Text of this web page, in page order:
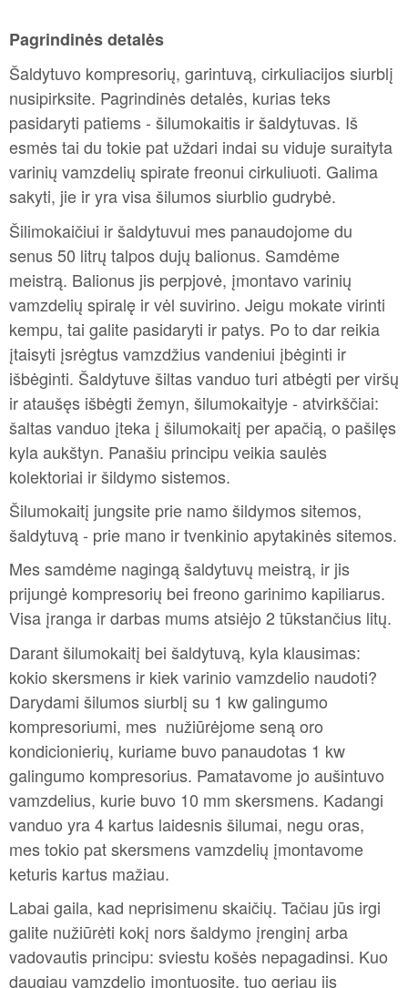
Pagrindinės detalės
Šaldytuvo kompresorių, garintuvą, cirkuliacijos siurblį
nusipirksite. Pagrindinės detalės, kurias teks
pasidaryti patiems - šilumokaitis ir šaldytuvas. Iš
esmės tai du tokie pat uždari indai su viduje suraityta
varinių vamzdelių spirate freonui cirkuliuoti. Galima
sakyti, jie ir yra visa šilumos siurblio gudrybė.
Šilimokaičiui ir šaldytuvui mes panaudojome du
senus 50 litrų talpos dujų balionus. Samdėme
meistrą. Balionus jis perpjovė, įmontavo varinių
vamzdelių spiralę ir vėl suvirino. Jeigu mokate virinti
kempu, tai galite pasidaryti ir patys. Po to dar reikia
įtaisyti įsrėgtus vamzdžius vandeniui įbėginti ir
išbėginti. Šaldytuve šiltas vanduo turi atbėgti per viršų
ir ataušęs išbėgti žemyn, šilumokaityje - atvirkščiai:
šaltas vanduo įteka į šilumokaitį per apačią, o pašilęs
kyla aukštyn. Panašiu principu veikia saulės
kolektoriai ir šildymo sistemos.
Šilumokaitį jungsite prie namo šildymos sitemos,
šaldytuvą - prie mano ir tvenkinio apytakinės sitemos.
Mes samdėme nagingą šaldytuvų meistrą, ir jis
prijungė kompresorių bei freono garinimo kapiliarus.
Visa įranga ir darbas mums atsiėjo 2 tūkstančius litų.
Darant šilumokaitį bei šaldytuvą, kyla klausimas:
kokio skersmens ir kiek varinio vamzdelio naudoti?
Darydami šilumos siurblį su 1 kw galingumo
kompresoriumi, mes nužiūrėjome seną oro
kondicionierių, kuriame buvo panaudotas 1 kw
galingumo kompresorius. Pamatavome jo aušintuvo
vamzdelius, kurie buvo 10 mm skersmens. Kadangi
vanduo yra 4 kartus laidesnis šilumai, negu oras,
mes tokio pat skersmens vamzdelių įmontavome
keturis kartus mažiau.
Labai gaila, kad neprisimenu skaičių. Tačiau jūs irgi
galite nužiūrėti kokį nors šaldymo įrenginį arba
vadovautis principu: sviestu košės nepagadinsi. Kuo
daugiau vamzdelio įmontuosite, tuo geriau jis